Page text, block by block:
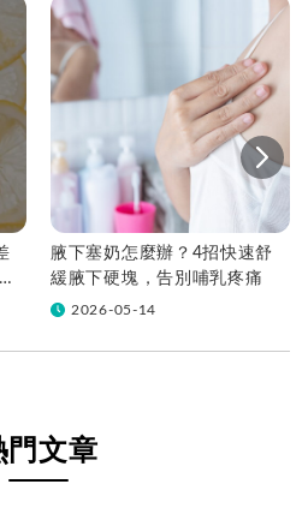
腋下塞奶怎麼辦？4招快速舒
緩腋下硬塊，告別哺乳疼痛
2026-05-14
門文章